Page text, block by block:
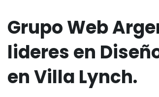
Grupo Web
lideres en
en Villa Lynch.